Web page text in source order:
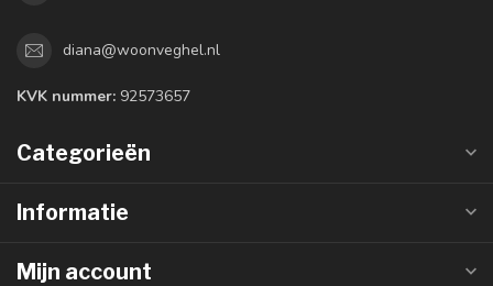
diana@woonveghel.nl
KVK nummer: 92573657
Categorieën
Informatie
Mijn account